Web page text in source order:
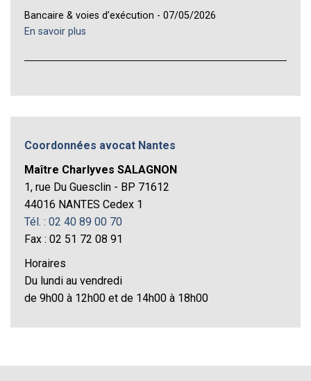
Bancaire & voies d’exécution - 07/05/2026
En savoir plus
Coordonnées avocat Nantes
Maître Charlyves SALAGNON
1, rue Du Guesclin - BP 71612
44016 NANTES Cedex 1
Tél. : 02 40 89 00 70
Fax : 02 51 72 08 91
Horaires
Du lundi au vendredi
de 9h00 à 12h00 et de 14h00 à 18h00